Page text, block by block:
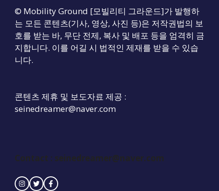
© Mobility Ground [모빌리티 그라운드]가 발행하
는 모든 콘텐츠(기사, 영상, 사진 등)은 저작권법의 보
호를 받는 바, 무단 전제, 복사 및 배포 등을 엄격히 금
지합니다. 이를 어길 시 법적인 제재를 받을 수 있습
니다.
콘텐츠 제휴 및 보도자료 제공 :
seinedreamer@naver.com
Contact : seinedreamer@naver.com